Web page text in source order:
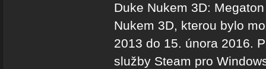
Duke Nukem 3D:
Nukem 3D, kterou bylo
2013 do 15. února 2016.
služby Steam pro